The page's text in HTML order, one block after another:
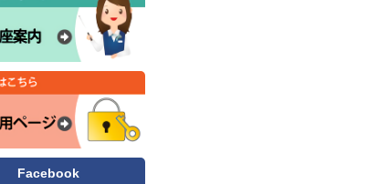
Facebook